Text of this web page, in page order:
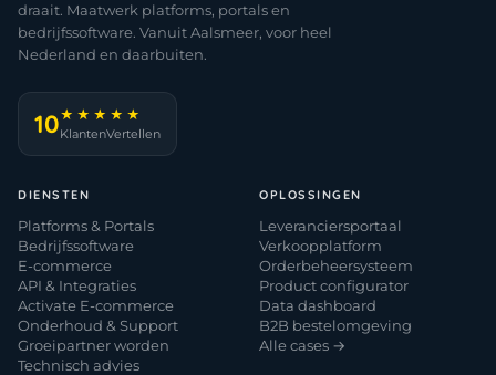
draait. Maatwerk platforms, portals en
bedrijfssoftware. Vanuit Aalsmeer, voor heel
Nederland en daarbuiten.
10★★★★★
KlantenVertellen
DIENSTEN
Platforms & Portals
Bedrijfssoftware
E-commerce
API & Integraties
Activate E-commerce
Onderhoud & Support
Groeipartner worden
Technisch advies
OPLOSSINGEN
Leveranciersportaal
Verkoopplatform
Orderbeheersysteem
Product configurator
Data dashboard
B2B bestelomgeving
Alle cases →